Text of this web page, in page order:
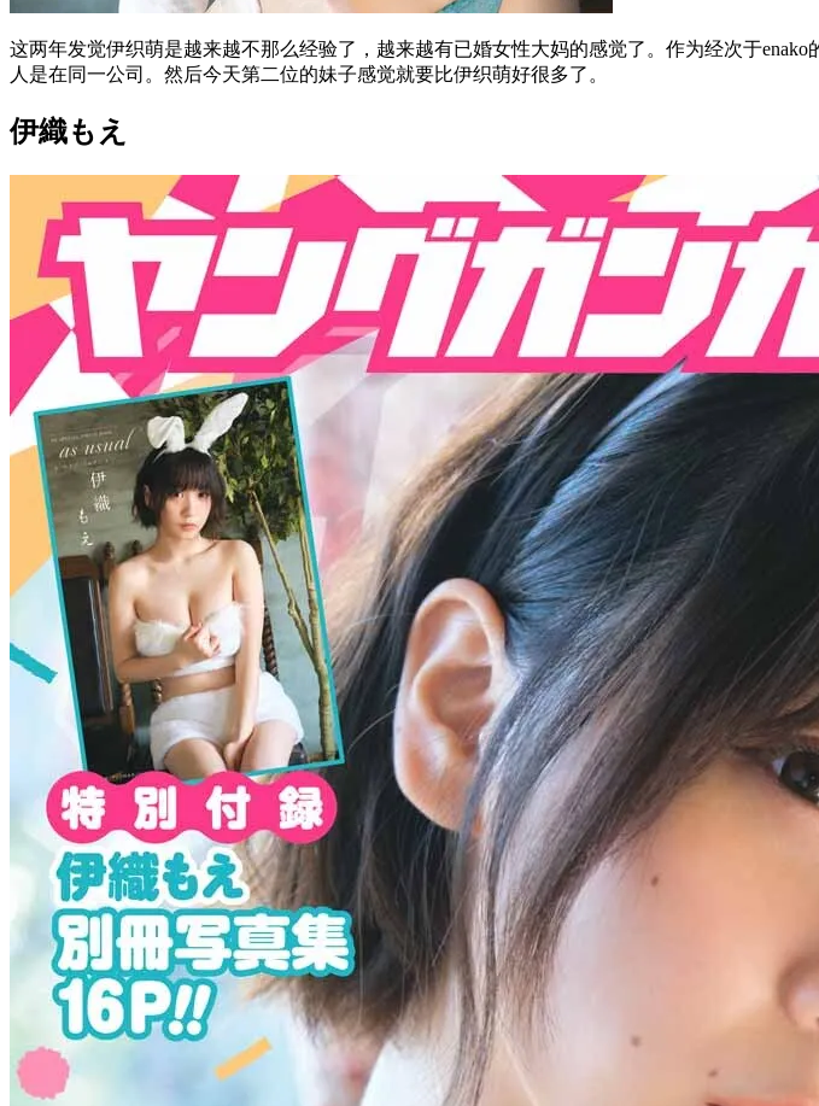
这两年发觉伊织萌是越来越不那么经验了，越来越有已婚女性大妈的感觉了。作为经次于
人是在同一公司。然后今天第二位的妹子感觉就要比伊织萌好很多了。
伊織もえ